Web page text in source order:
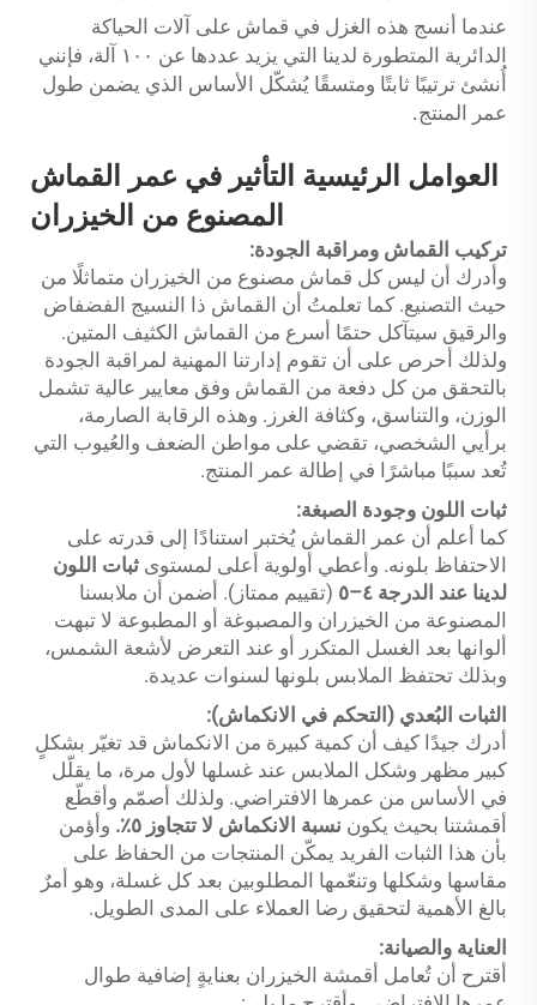
عندما أنسج هذه الغزل في قماش على آلات الحياكة
الدائرية المتطورة لدينا التي يزيد عددها عن ١٠٠ آلة، فإنني
أُنشئ ترتيبًا ثابتًا ومتسقًا يُشكّل الأساس الذي يضمن طول
عمر المنتج.
العوامل الرئيسية التأثير في عمر القماش
المصنوع من الخيزران
تركيب القماش ومراقبة الجودة:
وأدرك أن ليس كل قماش مصنوع من الخيزران متماثلًا من
حيث التصنيع. كما تعلمتُ أن القماش ذا النسيج الفضفاض
والرقيق سيتآكل حتمًا أسرع من القماش الكثيف المتين.
ولذلك أحرص على أن تقوم إدارتنا المهنية لمراقبة الجودة
بالتحقق من كل دفعة من القماش وفق معايير عالية تشمل
الوزن، والتناسق، وكثافة الغرز. وهذه الرقابة الصارمة،
برأيي الشخصي، تقضي على مواطن الضعف والعُيوب التي
تُعد سببًا مباشرًا في إطالة عمر المنتج.
ثبات اللون وجودة الصبغة:
كما أعلم أن عمر القماش يُختبر استنادًا إلى قدرته على
الاحتفاظ بلونه. وأعطي أولوية أعلى لمستوى ثبات اللون
لدينا عند الدرجة ٤–٥
(تقييم ممتاز). أضمن أن ملابسنا
المصنوعة من الخيزران والمصبوغة أو المطبوعة لا تبهت
ألوانها بعد الغسل المتكرر أو عند التعرض لأشعة الشمس،
وبذلك تحتفظ الملابس بلونها لسنوات عديدة.
الثبات البُعدي (التحكم في الانكماش):
أدرك جيدًا كيف أن كمية كبيرة من الانكماش قد تغيّر بشكلٍ
كبير مظهر وشكل الملابس عند غسلها لأول مرة، ما يقلّل
في الأساس من عمرها الافتراضي. ولذلك أصمّم وأقطّع
أقمشتنا بحيث يكون نسبة الانكماش لا تتجاوز ٥٪.
وأؤمن
بأن هذا الثبات الفريد يمكّن المنتجات من الحفاظ على
مقاسها وشكلها وتنعّمها المطلوبين بعد كل غسلة، وهو أمرٌ
بالغ الأهمية لتحقيق رضا العملاء على المدى الطويل.
العناية والصيانة:
أقترح أن تُعامل أقمشة الخيزران بعنايةٍ إضافية طوال